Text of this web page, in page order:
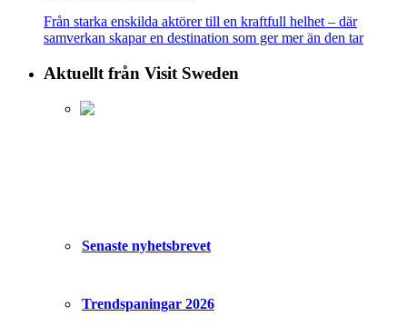
Från starka enskilda aktörer till en kraftfull helhet – där
samverkan skapar en destination som ger mer än den tar
Aktuellt från Visit Sweden
Senaste nyhetsbrevet
Trendspaningar 2026